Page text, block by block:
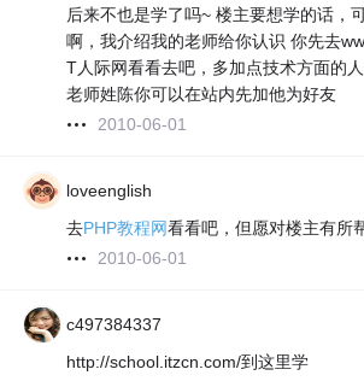
后来不也是学了吗~ 楼主要想学的话，
啊，我介绍我的老师给你认识 你先去
T人际网看看去吧，多加点技术方面的
老师姓陈你可以在站内先加他为好友
2010-06-01
loveenglish
去PHP教程网看看吧，但愿对楼主有所
2010-06-01
c497384337
http://school.itzcn.com/到这里学